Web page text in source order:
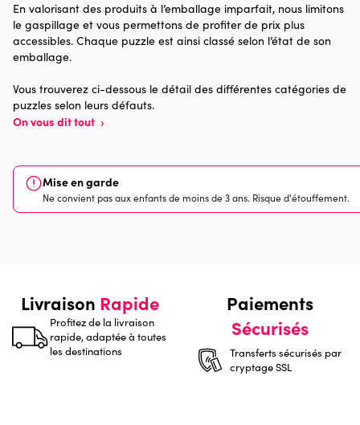
Provenance
Dimensions
En valorisant des produits à l’emballage imparfait, nous limitons
le gaspillage et vous permettons de profiter de prix plus
accessibles. Chaque puzzle est ainsi classé selon l’état de son
emballage.
Vous trouverez ci-dessous le détail des différentes catégories de
puzzles selon leurs défauts.
On vous dit tout ›
Mise en garde
Ne convient pas aux enfants de moins de 3 ans. Risque d'étouffement.
Livraison Rapide
Profitez de la livraison
rapide, adaptée à toutes
les destinations
Paiements
Sécurisés
Transferts sécurisés par
cryptage SSL